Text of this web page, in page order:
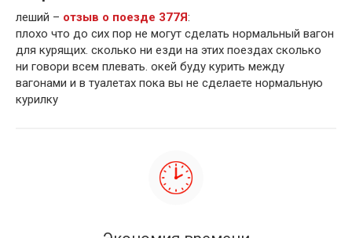
леший – отзыв о поезде 377Я:
плохо что до сих пор не могут сделать нормальный вагон
для курящих. сколько ни езди на этих поездах сколько
ни говори всем плевать. окей буду курить между
вагонами и в туалетах пока вы не сделаете нормальную
курилку